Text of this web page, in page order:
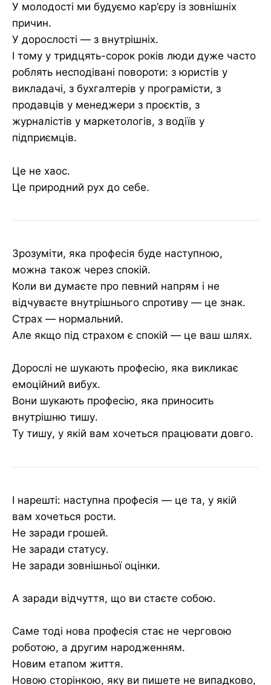
У молодості ми будуємо кар’єру із зовнішніх
причин.
У дорослості — з внутрішніх.
І тому у тридцять-сорок років люди дуже часто
роблять несподівані повороти: з юристів у
викладачі, з бухгалтерів у програмісти, з
продавців у менеджери з проєктів, з
журналістів у маркетологів, з водіїв у
підприємців.
Це не хаос.
Це природний рух до себе.
Зрозуміти, яка професія буде наступною,
можна також через спокій.
Коли ви думаєте про певний напрям і не
відчуваєте внутрішнього спротиву — це знак.
Страх — нормальний.
Але якщо під страхом є спокій — це ваш шлях.
Дорослі не шукають професію, яка викликає
емоційний вибух.
Вони шукають професію, яка приносить
внутрішню тишу.
Ту тишу, у якій вам хочеться працювати довго.
І нарешті: наступна професія — це та, у якій
вам хочеться рости.
Не заради грошей.
Не заради статусу.
Не заради зовнішньої оцінки.
А заради відчуття, що ви стаєте собою.
Саме тоді нова професія стає не черговою
роботою, а другим народженням.
Новим етапом життя.
Новою сторінкою, яку ви пишете не випадково,